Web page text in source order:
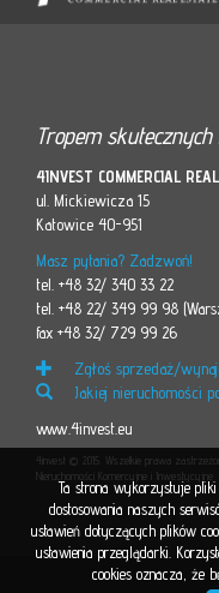
Tropem
4INVEST COMMERCIAL
ul. Mickiewicza 15
Katowice 40-951
Masz pytania? Zadzwoń!
tel. +48 32/ 340 33 22
tel. +48 22/ 349 99 98
fax +48 32/ 729 99 26
Zgłoś sprzedaż/
Jakiej nieruchomości
www.4invest.eu
4invest © 2015. Wszelkie prawa
Nieruchomości Komercyjne i Inwestycyjne
Ta strona wykorzystuje
dostosowania naszych
ustawień dotyczących plików
ustawienia przeglądarki.
cookies oznacza, że